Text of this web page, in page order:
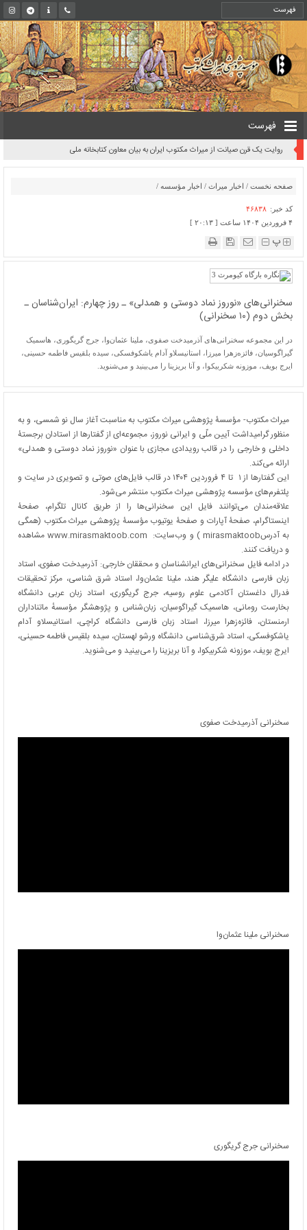
فهرست
روایت یک قرن صیانت از میراث مکتوب ایران به بیان معاون کتابخانه ملی
صفحه نخست / اخبار میراث / اخبار مؤسسه /
کد خبر: ۴۶۸۳۸
۴ فروردین ۱۴۰۴ ساعت [ ۲۰:۱۳ ]
پ
سخنرانی‌های «نوروز نماد دوستی و همدلی» ـ روز چهارم: ایران‌شناسان ـ
بخش دوم (۱۰ سخنرانی)
در این مجموعه سخنرانی‌های آذرمیدخت صفوی، ملینا عثمان‌وا، جرج گریگوری، هاسمیک
گیراگوسیان، فائزه‌زهرا میرزا، استانیسلاو آدام یاشکوفسکی، سیده بلقیس فاطمه حسینی،
ایرج بویف، موزونه شکربیکوا، و آنا بریزینا را می‌بینید و می‌شنوید.
میراث مکتوب- مؤسسۀ پژوهشی میراث مکتوب به مناسبت آغاز سال نو شمسی، و به
منظور گرامیداشت آیین ملّی و ایرانی نوروز، مجموعه‌ای از گفتارها از استادان برجستۀ
داخلی و خارجی را در قالب رویدادی مجازی با عنوان «نوروز نماد دوستی و همدلی»
ارائه می‌کند.
این گفتارها از ۱ تا ۴ فروردین ۱۴۰۴ در قالب فایل‌های صوتی و تصویری در سایت و
پلتفرم‌های مؤسسه پژوهشی میراث مکتوب منتشر می‌شود.
علاقه‌مندان می‌توانند فایل این سخنرانی‌ها را از طریق کانال تلگرام، صفحۀ
اینستاگرام، صفحۀ آپارات و صفحۀ یوتیوب مؤسسۀ پژوهشی میراث مکتوب (همگی
به آدرسmirasmaktoob ) و وب‌سایت:
www.mirasmaktoob.comمشاهده
و دریافت کنند.
در ادامه فایل سخنرانی‌های ایرانشناسان و محققان خارجی: آذرمیدخت صفوی، استاد
زبان فارسی دانشگاه علیگر هند، ملینا عثمان‌وا، استاد شرق شناسی، مرکز تحقیقات
فدرال داغستان آکادمی علوم روسیه، جرج گریگوری، استاد زبان عربی دانشگاه
بخارست رومانی، هاسمیک گیراگوسیان، زبان‌شناس و پژوهشگر مؤسسهٔ ماتناداران
ارمنستان، فائزه‌زهرا میرزا، استاد زبان فارسی دانشگاه کراچی، استانیسلاو آدام
یاشکوفسکی، استاد شرق‌شناسی دانشگاه ورشو لهستان، سیده بلقیس فاطمه حسینی،
ایرج بویف، موزونه شکربیکوا، و آنا بریزینا را می‌بینید و می‌شنوید.
سخنرانی آذرمیدخت صفوی
سخنرانی ملینا عثمان‌وا
سخنرانی جرج گریگوری